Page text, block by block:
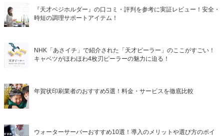
『天才ベジホルダー』の口コミ・評判を参考に実証レビュー！安全・
時短の調理サポートアイテム！
NHK「あさイチ」で紹介された「天才ピーラー」のここがすごい！
キャベツがほわほわ4枚刃ピーラーの魅力に迫る！
年賀状印刷業者のおすすめ5選！料金・サービスを徹底比較
ウォーターサーバーおすすめ10選！導入のメリットや選び方のポイ